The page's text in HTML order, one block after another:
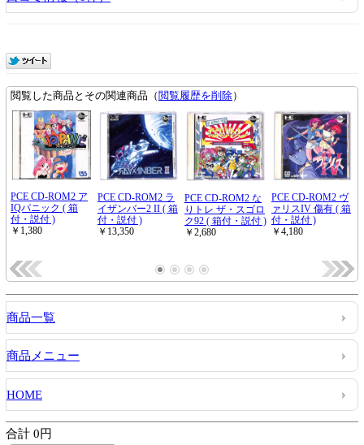
商品一覧
商品メニュー
HOME
合計 0円